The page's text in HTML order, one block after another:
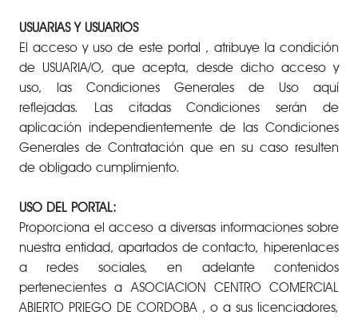
USUARIAS Y USUARIOS
El acceso y uso de este portal , atribuye la condición
de USUARIA/O, que acepta, desde dicho acceso y
uso, las Condiciones Generales de Uso aquí
reflejadas. Las citadas Condiciones serán de
aplicación independientemente de las Condiciones
Generales de Contratación que en su caso resulten
de obligado cumplimiento.
USO DEL PORTAL:
Proporciona el acceso a diversas informaciones sobre
nuestra entidad, apartados de contacto, hiperenlaces
a redes sociales, en adelante contenidos
pertenecientes a ASOCIACION CENTRO COMERCIAL
ABIERTO PRIEGO DE CORDOBA , o a sus licenciadores,